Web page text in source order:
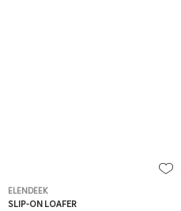
ELENDEEK
SLIP-ON LOAFER